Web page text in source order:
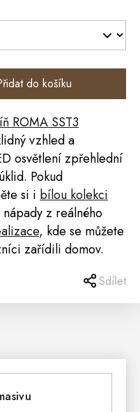
do košíku
ROMA SST3
vzhled a
osvětlenízpřehlední
Pokud
si i bílou kolekci
z reálného
, kde se můžete
zařídili domov.
Sdílet